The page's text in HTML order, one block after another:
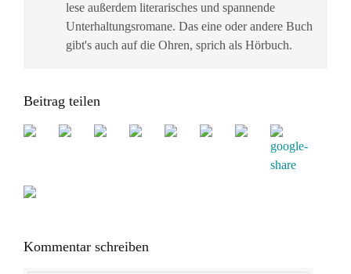
lese außerdem literarisches und spannende
Unterhaltungsromane. Das eine oder andere Buch
gibt's auch auf die Ohren, sprich als Hörbuch.
Beitrag teilen
Kommentar schreiben